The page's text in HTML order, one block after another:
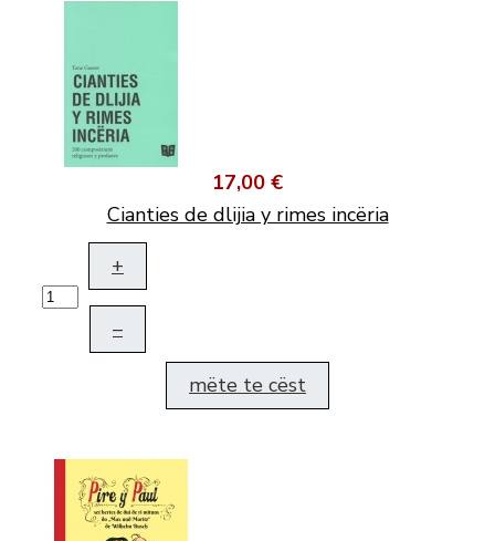
17,00 €
Cianties de dlijia y rimes incëria
+
–
mëte te cëst